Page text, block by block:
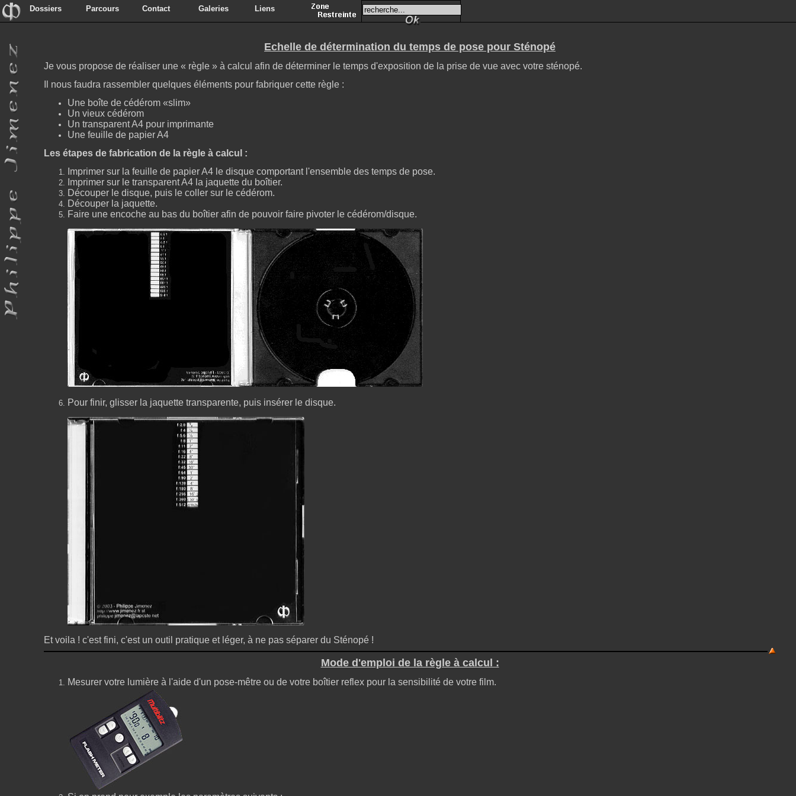
Dossiers Parcours Contact Galeries Liens Zone resteinte
Echelle de détermination du temps de pose pour Sténopé
Je vous propose de réaliser une « règle » à calcul afin de déterminer le temps d'exposition de la prise de vue avec votre sténopé.
Il nous faudra rassembler quelques éléments pour fabriquer cette règle :
Une boîte de cédérom «slim»
Un vieux cédérom
Un transparent A4 pour imprimante
Une feuille de papier A4
Les étapes de fabrication de la règle à calcul :
Imprimer sur la feuille de papier A4 le disque comportant l'ensemble des temps de pose.
Imprimer sur le transparent A4 la jaquette du boîtier.
Découper le disque, puis le coller sur le cédérom.
Découper la jaquette.
Faire une encoche au bas du boîtier afin de pouvoir faire pivoter le cédérom/disque.
Pour finir, glisser la jaquette transparente, puis insérer le disque.
Et voila ! c'est fini, c'est un outil pratique et léger, à ne pas séparer du Sténopé !
Mode d'emploi de la règle à calcul :
Mesurer votre lumière à l'aide d'un pose-mêtre ou de votre boîtier reflex pour la sensibilité de votre film.
Dossiers Parcours Contact Galeries Liens